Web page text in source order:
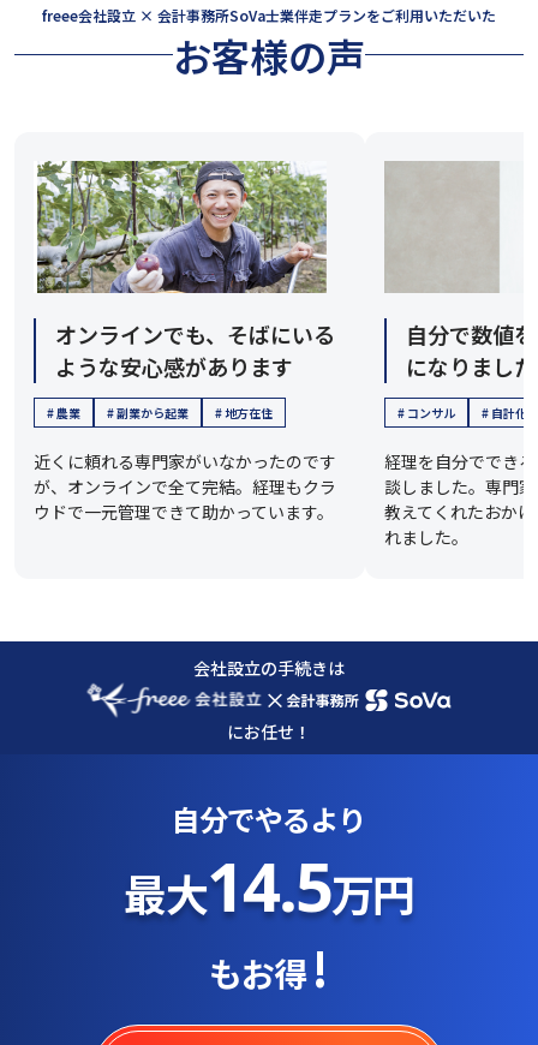
freee会社設立 × 会計事務所SoVa士業伴走プランをご利用いただいた
お客様の声
オンラインでも、そばにいる
ような安心感があります
# 農業 # 副業から起業 # 地方在住
近くに頼れる専門家がいなかったのです
が、オンラインで全て完結。経理もクラ
ウドで一元管理できて助かっています。
自分で数値
になりました
# コンサル # 自計化
経理を自分ででき
談しました。専門
教えてくれたおか
れました。
会社設立の手続きは
×
にお任せ！
自分でやるより
最大14.5万円
もお得 !